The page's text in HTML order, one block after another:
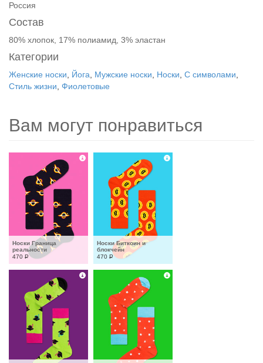
Россия
Состав
80% хлопок, 17% полиамид, 3% эластан
Категории
Женские носки Йога Мужские носки Носки С символами
Стиль жизни Фиолетовые
Вам могут понравиться
Носки Граница
реальности
470 Р
Носки Биткоин и
блокчейн
470 Р